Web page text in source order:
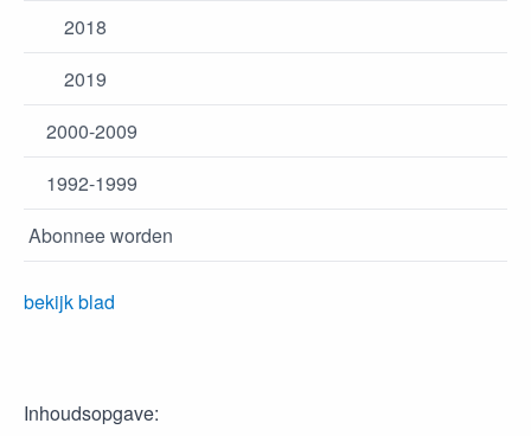
2018
2019
2000-2009
1992-1999
Abonnee worden
bekijk blad
Inhoudsopgave: